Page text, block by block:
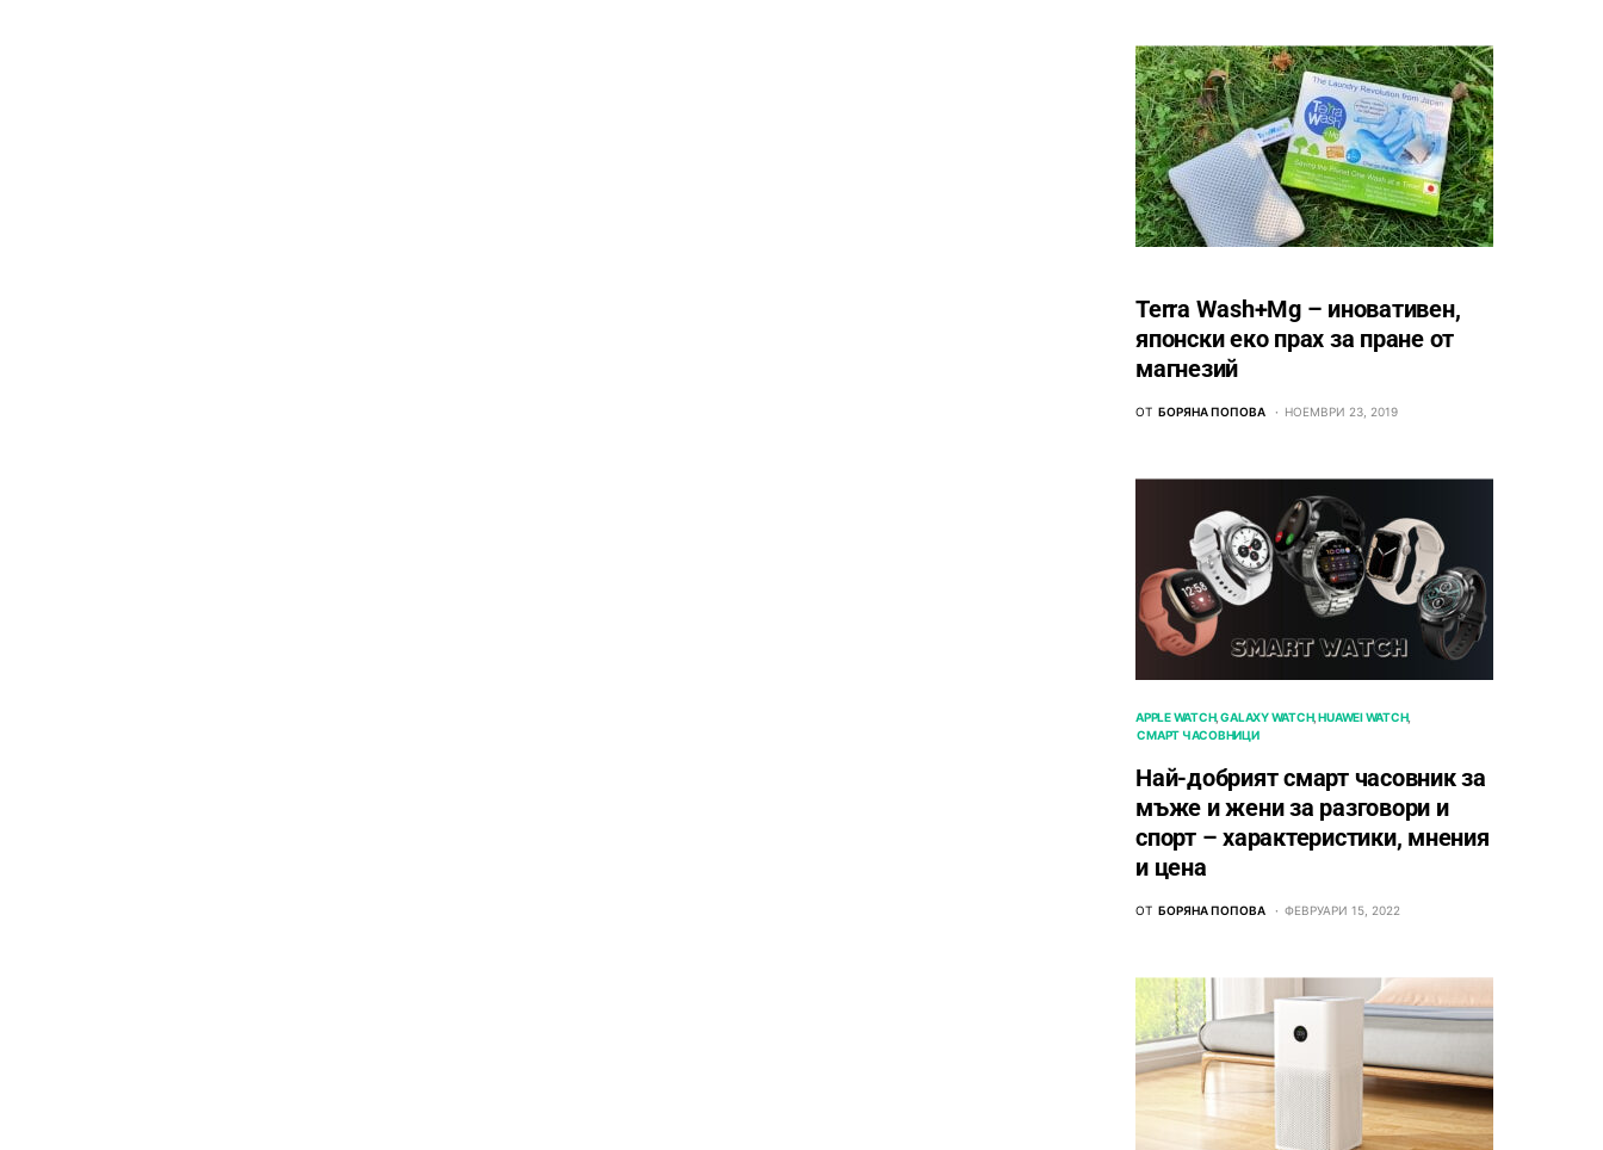
Terra Wash+Mg – иновативен,
японски еко прах за пране от
магнезий
ОТ БОРЯНА ПОПОВА НОЕМВРИ 23, 2019
APPLE WATCH GALAXY WATCH HUAWEI WATCH
СМАРТ ЧАСОВНИЦИ
Най-добрият смарт часовник за
мъже и жени за разговори и
спорт – характеристики, мнения
и цена
ОТ БОРЯНА ПОПОВА ФЕВРУАРИ 15, 2022